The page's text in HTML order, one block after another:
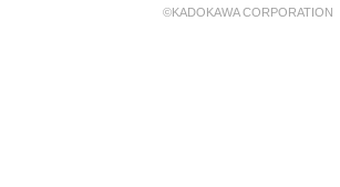
©KADOKAWA CORPORATION